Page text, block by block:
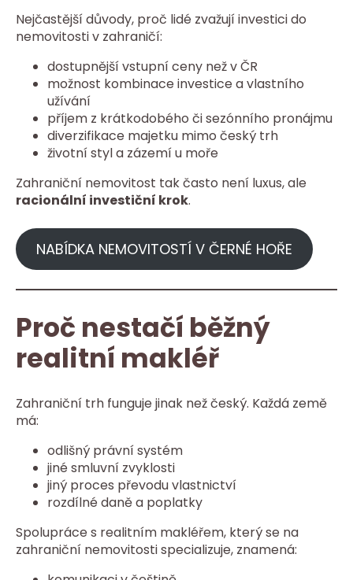
Nejčastější důvody, proč lidé zvažují investici do
nemovitosti v zahraničí:
dostupnější vstupní ceny než v ČR
možnost kombinace investice a vlastního
užívání
příjem z krátkodobého či sezónního pronájmu
diverzifikace majetku mimo český trh
životní styl a zázemí u moře
Zahraniční nemovitost tak často není luxus, ale
racionální investiční krok.
NABÍDKA NEMOVITOSTÍ V ČERNÉ HOŘE
Proč nestačí běžný
realitní makléř
Zahraniční trh funguje jinak než český. Každá země
má:
odlišný právní systém
jiné smluvní zvyklosti
jiný proces převodu vlastnictví
rozdílné daně a poplatky
Spolupráce s realitním makléřem, který se na
zahraniční nemovitosti specializuje, znamená: